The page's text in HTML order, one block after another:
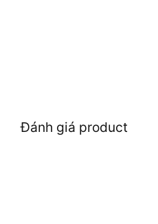
Đánh giá product